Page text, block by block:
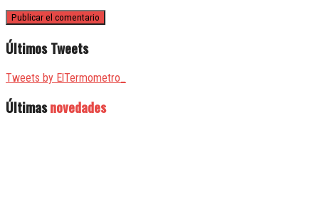
Últimos Tweets
Tweets by ElTermometro_
Últimasnovedades